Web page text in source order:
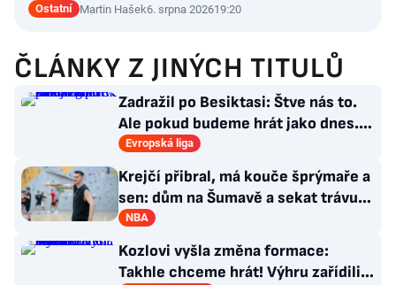
Ostatní Martin Hašek6. srpna 202619:20
ČLÁNKY Z JINÝCH TITULŮ
Zadražil po Besiktasi: Štve nás to.
Ale pokud budeme hrát jako dnes...
Co se stalo u gólu?
Evropská liga
Krejčí přibral, má kouče šprýmaře a
sen: dům na Šumavě a sekat trávu
jako Forrest Gump
NBA
Kozlovi vyšla změna formace:
Takhle chceme hrát! Výhru zařídili